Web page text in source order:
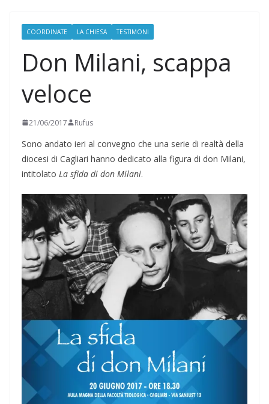
COORDINATE LA CHIESA TESTIMONI
Don Milani, scappa
veloce
21/06/2017 Rufus
Sono andato ieri al convegno che una serie di realtà della
diocesi di Cagliari hanno dedicato alla figura di don Milani,
intitolato La sfida di don Milani.